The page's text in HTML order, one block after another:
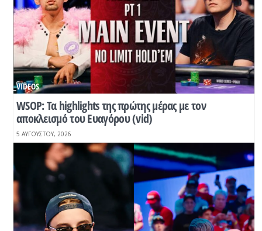
WSOP: Τα highlights της πρώτης μέρας με τον
αποκλεισμό του Ευαγόρου (vid)
_VIDEOS
5 ΑΥΓΟΎΣΤΟΥ, 2026